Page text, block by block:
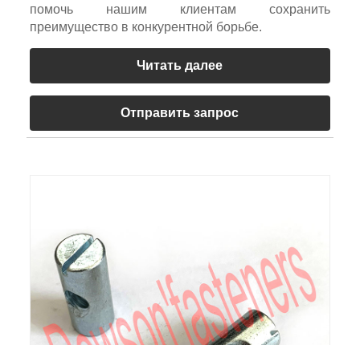
помочь нашим клиентам сохранить
преимущество в конкурентной борьбе.
Читать далее
Отправить запрос